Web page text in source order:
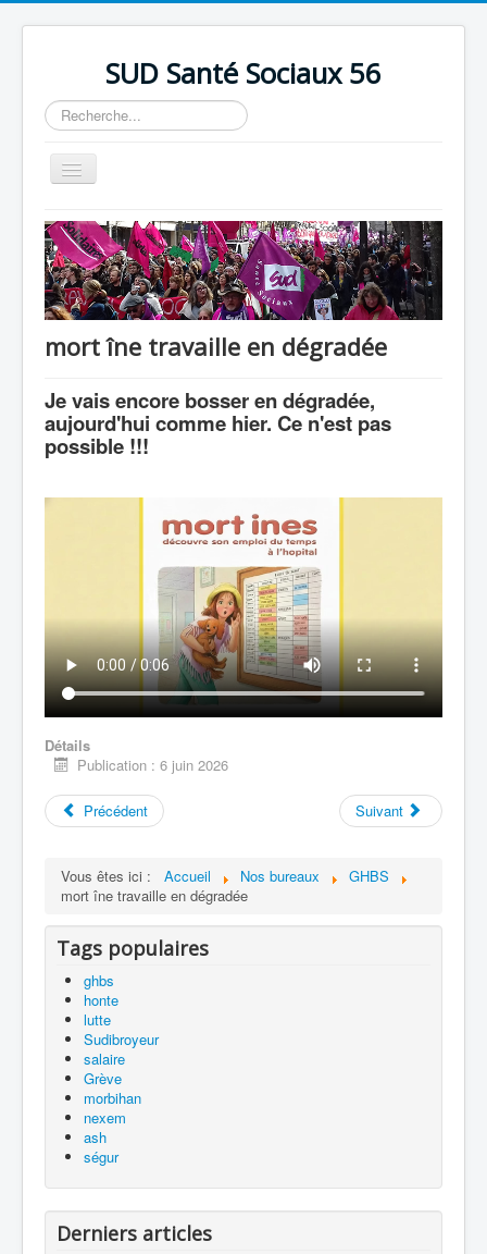
SUD Santé Sociaux 56
Rechercher
Basculer
la
Accueil
Présentation
Nos bureaux
Nos Luttes
Outils
mort îne travaille en dégradée
Je vais encore bosser en dégradée,
aujourd'hui comme hier. Ce n'est pas
possible !!!
Détails
Publication : 6 juin 2026
Précédent Suivant
Vous êtes ici : Accueil Nos bureaux
GHBS
mort îne travaille en dégradée
Tags populaires
ghbs
honte
lutte
Sudibroyeur
salaire
Grève
morbihan
nexem
ash
ségur
Derniers articles